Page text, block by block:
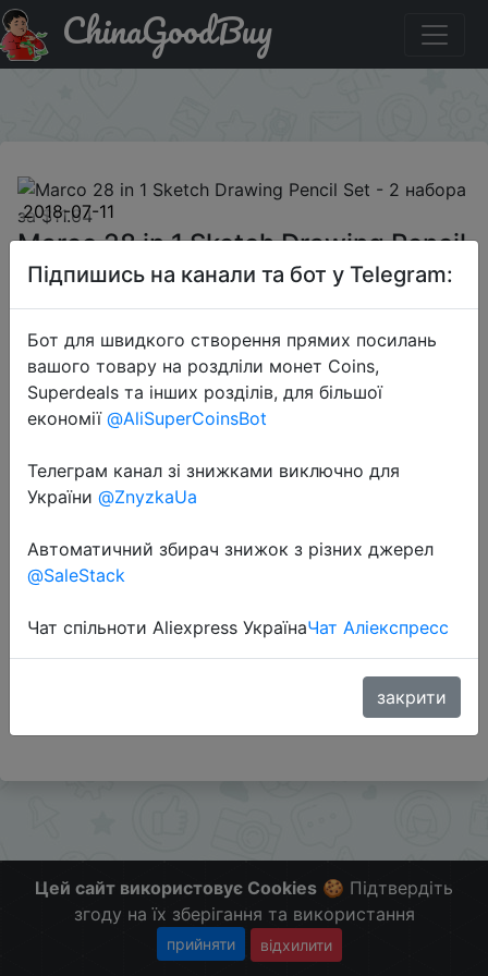
Паридбати з промокодом 50%offGB20 Marco 28 in 1
Sketch Drawing Pencil Set - 2 набора за $11.64
ChinaGoodBuy
2018-07-11
Marco 28 in 1 Sketch Drawing Pencil
Set - 2 набора за $11.64
$11.64
Перейти до магазину
Додаткова інформація відсутня.
Слідкуйте за знижками на мобільному, в телеграм
Цей сайт використовує Cookies 🍪 Підтвердіть
згоду на їх зберігання та використання
прийняти відхилити
Підпишись на канали та бот у Telegram:
Бот для швидкого створення прямих посилань
вашого товару на роздліли монет Coins,
Superdeals та інших розділів, для більшої
економії @AliSuperCoinsBot
Телеграм канал зі знижками виключно для
України @ZnyzkaUa
Автоматичний збирач знижок з різних джерел
@SaleStack
Чат спільноти Aliexpress УкраїнаЧат Аліекспресс
закрити